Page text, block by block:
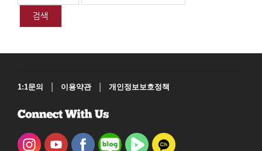
검색
1:1문의 | 이용약관 | 개인정보보호정책